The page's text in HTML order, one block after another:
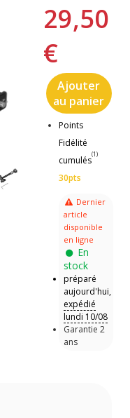
29,50
€
Ajouter
au panier
Points
Fidélité
cumulés
(1)
30pts
Dernier
article
disponible
en ligne
En
stock
préparé
aujourd'hui,
expédié
lundi 10/08
Garantie 2
ans